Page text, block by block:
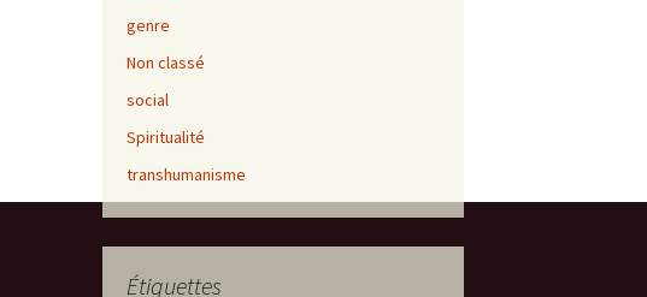
genre
Non classé
social
Spiritualité
transhumanisme
Étiquettes